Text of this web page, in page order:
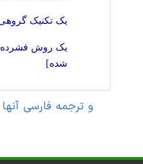
یک تکنیک
شده]
مقاله های مهندسی کامپیوتر و IT و ترجمه فارسی آنها